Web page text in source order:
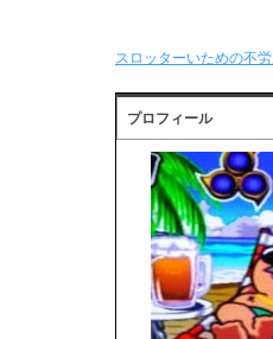
スロッターいための不
プロフィール